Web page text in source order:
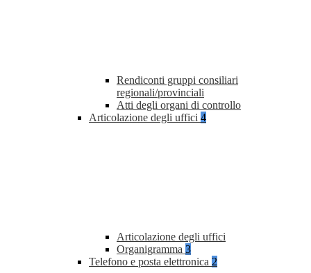
Rendiconti gruppi consiliari
regionali/provinciali
Atti degli organi di controllo
Articolazione degli uffici 4
Articolazione degli uffici
Organigramma 3
Telefono e posta elettronica 2